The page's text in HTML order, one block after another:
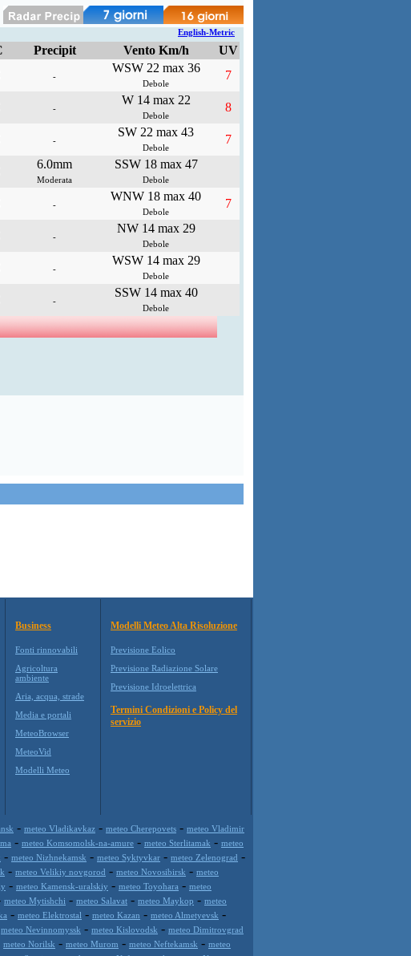
English-Metric
Precipit Vento Km/h
UV
-
WSW 22 max 36
Debole
7
-
W 14 max 22
Debole
8
-
SW 22 max 43
Debole
7
6.0mm
Moderata
SSW 18 max 47
Debole
-
WNW 18 max 40
Debole
7
-
NW 14 max 29
Debole
-
WSW 14 max 29
Debole
-
SSW 14 max 40
Debole
Business
Fonti rinnovabili
Agricoltura
ambiente
Aria, acqua, strade
Media e portali
MeteoBrowser
MeteoVid
Modelli Meteo
Modelli Meteo Alta Risoluzione
Previsione Eolico
Previsione Radiazione Solare
Previsione Idroelettrica
Termini Condizioni e Policy del
servizio
- meteo Vladikavkaz - meteo Cherepovets - meteo Vladimir
- meteo Komsomolsk-na-amure - meteo Sterlitamak - meteo
- meteo Nizhnekamsk - meteo Syktyvkar - meteo Zelenograd -
- meteo Velikiy novgorod - meteo Novosibirsk - meteo
- meteo Kamensk-uralskiy - meteo Toyohara - meteo
meteo Mytishchi - meteo Salavat - meteo Maykop - meteo
- meteo Elektrostal - meteo Kazan - meteo Almetyevsk -
meteo Nevinnomyssk - meteo Kislovodsk - meteo Dimitrovgrad
meteo Norilsk - meteo Murom - meteo Neftekamsk - meteo